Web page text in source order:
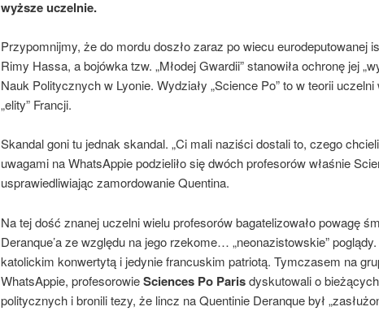
wyższe uczelnie.
Przypomnijmy, że do mordu doszło zaraz po wiecu eurodeputowanej
Rimy Hassa, a bojówka tzw. „Młodej Gwardii” stanowiła ochronę jej
Nauk Politycznych w Lyonie. Wydziały „Science Po” to w teorii
„elity” Francji.
Skandal goni tu jednak skandal. „Ci mali naziści dostali to, czego
uwagami na WhatsAppie podzieliło się dwóch profesorów właśnie
usprawiedliwiając zamordowanie Quentina.
Na tej dość znanej uczelni wielu profesorów bagatelizowało powagę
Deranque’a ze względu na jego rzekome… „neonazistowskie”
katolickim konwertytą i jedynie francuskim patriotą. Tymczasem na
WhatsAppie, profesorowieSciences Po Parisdyskutowali o
politycznych i bronili tezy, że lincz na Quentinie Deranque był